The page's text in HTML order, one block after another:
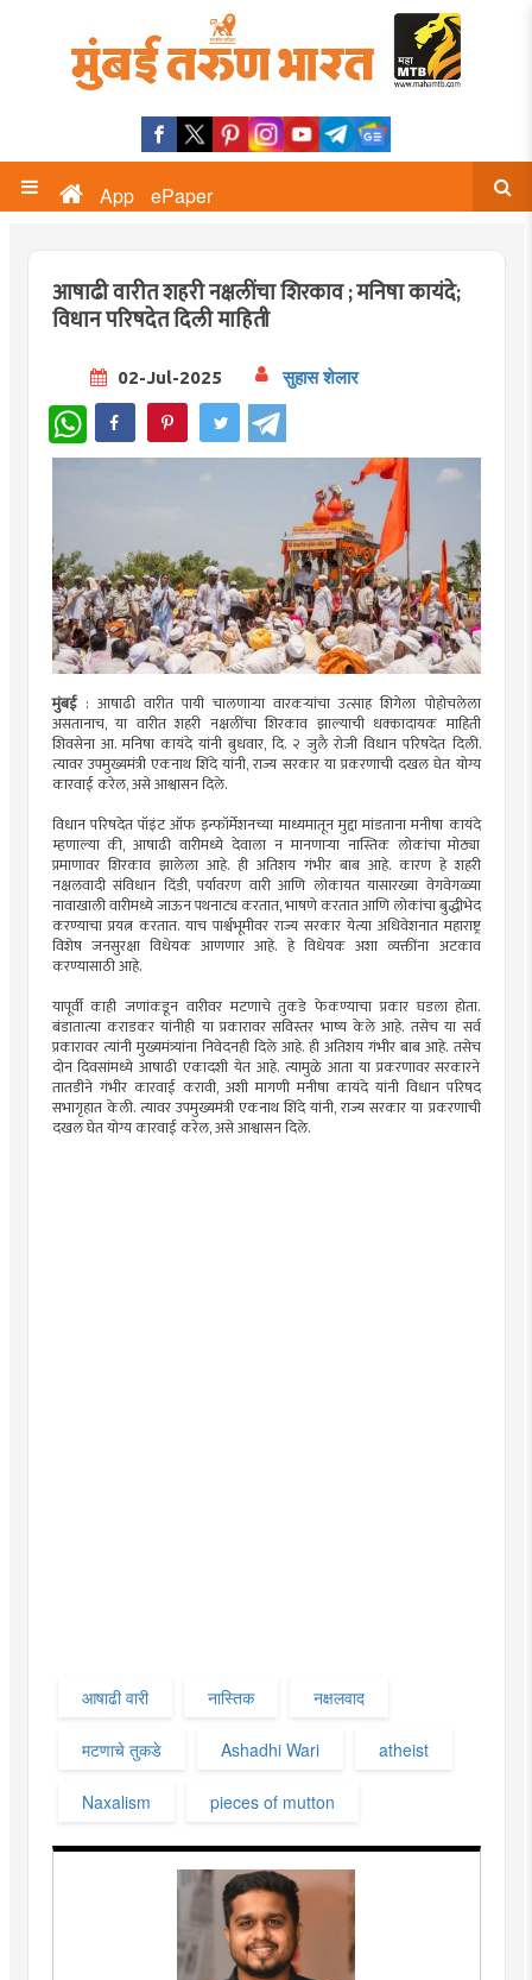
App ePaper
आषाढी वारीत शहरी नक्षलींचा शिरकाव ; मनिषा कायंदे;
विधान परिषदेत दिली माहिती
02-Jul-2025 सुहास शेलार
WhatsApp
मुंबई : आषाढी वारीत पायी चालणाऱ्या वारकऱ्यांचा उत्साह शिगेला पोहोचलेला
असतानाच, या वारीत शहरी नक्षलींचा शिरकाव झाल्याची धक्कादायक माहिती
शिवसेना आ. मनिषा कायंदे यांनी बुधवार, दि. २ जुलै रोजी विधान परिषदेत दिली.
त्यावर उपमुख्यमंत्री एकनाथ शिंदे यांनी, राज्य सरकार या प्रकरणाची दखल घेत योग्य
कारवाई करेल, असे आश्वासन दिले.
विधान परिषदेत पॉइंट ऑफ इन्फॉर्मेशनच्या माध्यमातून मुद्दा मांडताना मनीषा कायंदे
म्हणाल्या की, आषाढी वारीमध्ये देवाला न मानणाऱ्या नास्तिक लोकांचा मोठ्या
प्रमाणावर शिरकाव झालेला आहे. ही अतिशय गंभीर बाब आहे. कारण हे शहरी
नक्षलवादी संविधान दिंडी, पर्यावरण वारी आणि लोकायत यासारख्या वेगवेगळ्या
नावाखाली वारीमध्ये जाऊन पथनाट्य करतात, भाषणे करतात आणि लोकांचा बुद्धीभेद
करण्याचा प्रयत्न करतात. याच पार्श्वभूमीवर राज्य सरकार येत्या अधिवेशनात महाराष्ट्र
विशेष जनसुरक्षा विधेयक आणणार आहे. हे विधेयक अशा व्यक्तींना अटकाव
करण्यासाठी आहे.
यापूर्वी काही जणांकडून वारीवर मटणाचे तुकडे फेकण्याचा प्रकार घडला होता.
बंडातात्या कराडकर यांनीही या प्रकारावर सविस्तर भाष्य केले आहे. तसेच या सर्व
प्रकारावर त्यांनी मुख्यमंत्र्यांना निवेदनही दिले आहे. ही अतिशय गंभीर बाब आहे. तसेच
दोन दिवसांमध्ये आषाढी एकादशी येत आहे. त्यामुळे आता या प्रकरणावर सरकारने
तातडीने गंभीर कारवाई करावी, अशी मागणी मनीषा कायंदे यांनी विधान परिषद
सभागृहात केली. त्यावर उपमुख्यमंत्री एकनाथ शिंदे यांनी, राज्य सरकार या प्रकरणाची
दखल घेत योग्य कारवाई करेल, असे आश्वासन दिले.
आषाढी वारी नास्तिक नक्षलवाद
मटणाचे तुकडे Ashadhi Wari atheist
Naxalism pieces of mutton